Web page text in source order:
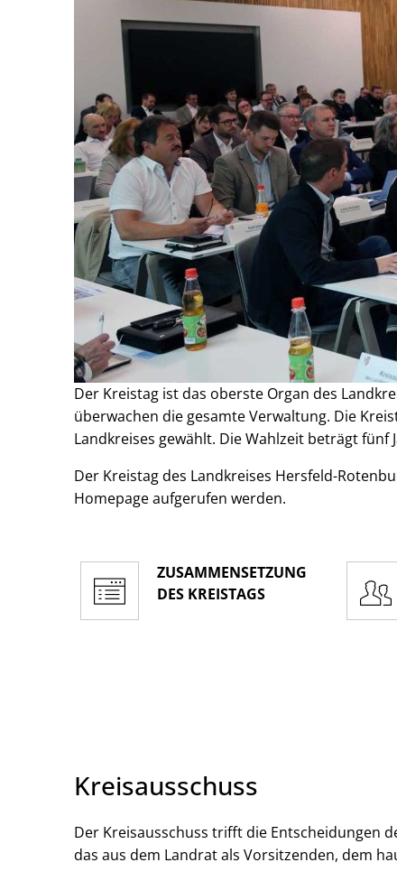
Der Kreistag ist das oberste Organ des
überwachen die gesamte Verwaltung. Die
Landkreises gewählt. Die Wahlzeit beträgt fünf
Der Kreistag des Landkreises Hersfeld-
Homepage aufgerufen werden.
ZUSAMMENSETZUNG
DES KREISTAGS
Kreisausschuss
Der Kreisausschuss trifft die Entscheidungen
das aus dem Landrat als Vorsitzenden, dem